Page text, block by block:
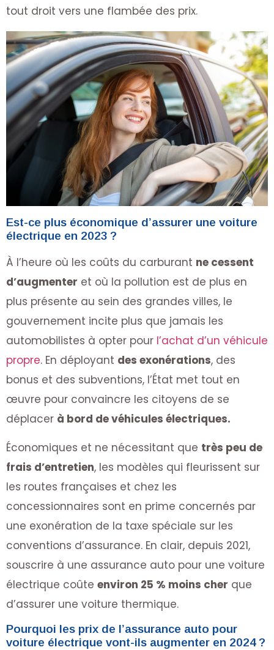
tout droit vers une flambée des prix.
Est-ce plus économique d’assurer une voiture
électrique en 2023 ?
À l’heure où les coûts du carburant ne cessent
d’augmenter et où la pollution est de plus en
plus présente au sein des grandes villes, le
gouvernement incite plus que jamais les
automobilistes à opter pour l’achat d’un véhicule
propre. En déployant des exonérations, des
bonus et des subventions, l’État met tout en
œuvre pour convaincre les citoyens de se
déplacer à bord de véhicules électriques.
Économiques et ne nécessitant que très peu de
frais d’entretien, les modèles qui fleurissent sur
les routes françaises et chez les
concessionnaires sont en prime concernés par
une exonération de la taxe spéciale sur les
conventions d’assurance. En clair, depuis 2021,
souscrire à une assurance auto pour une voiture
électrique coûte environ 25 % moins cher que
d’assurer une voiture thermique.
Pourquoi les prix de l’assurance auto pour
voiture électrique vont-ils augmenter en 2024 ?